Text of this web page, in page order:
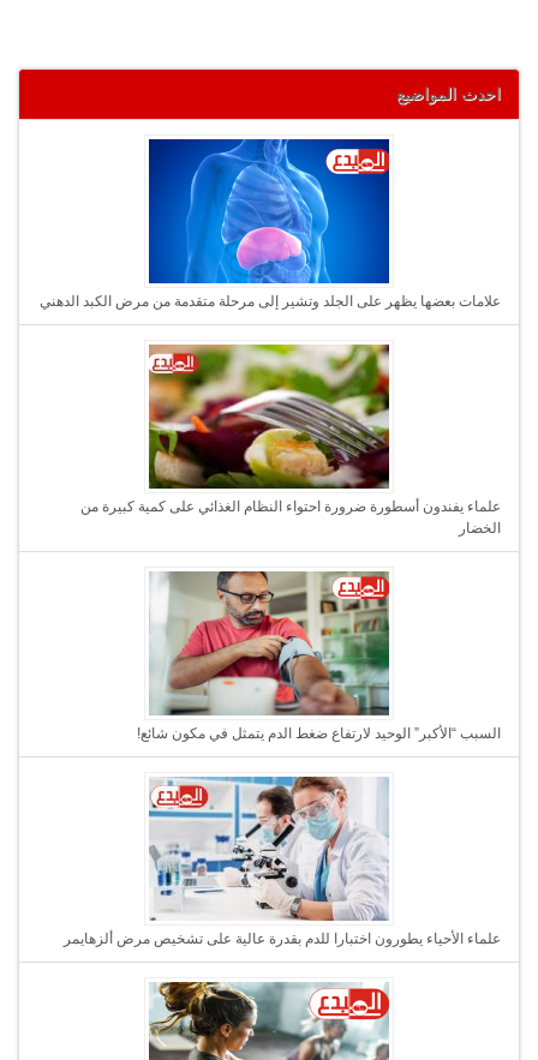
احدث المواضيع
علامات بعضها يظهر على الجلد وتشير إلى مرحلة متقدمة من مرض الكبد الدهني
علماء يفندون أسطورة ضرورة احتواء النظام الغذائي على كمية كبيرة من
الخضار
السبب “الأكبر” الوحيد لارتفاع ضغط الدم يتمثل في مكون شائع!
علماء الأحياء يطورون اختبارا للدم بقدرة عالية على تشخيص مرض ألزهايمر